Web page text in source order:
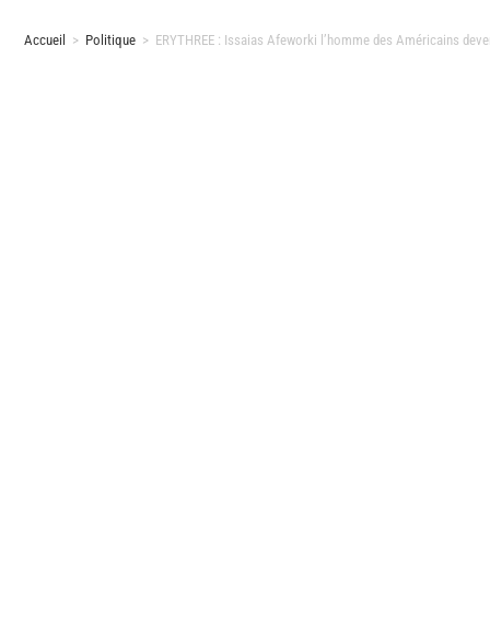
Accueil > Politique > ERYTHREE : Issaias Afeworki l’homme des Américains